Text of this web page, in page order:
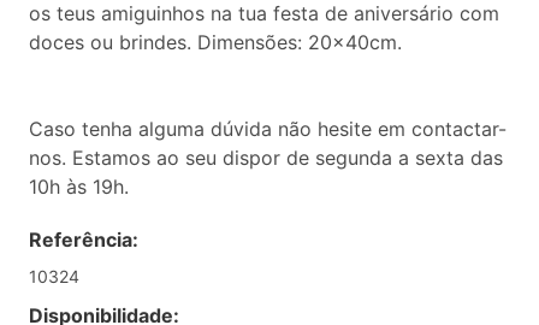
os teus amiguinhos na tua festa de aniversário com
doces ou brindes. Dimensões: 20x40cm.
Caso tenha alguma dúvida não hesite em contactar-
nos. Estamos ao seu dispor de segunda a sexta das
10h às 19h.
Referência:
10324
Disponibilidade: